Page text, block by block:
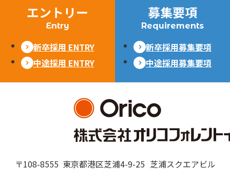
エントリー
Entry
新卒採用 ENTRY
中途採用 ENTRY
募集要項
Requirements
新卒採用募集要項
中途採用募集要項
〒108-8555 東京都港区芝浦4-9-25 芝浦スクエアビル